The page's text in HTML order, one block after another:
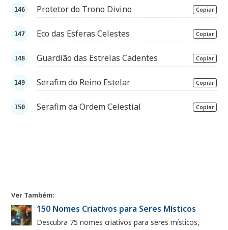
Protetor do Trono Divino Copiar
Eco das Esferas Celestes Copiar
Guardião das Estrelas Cadentes Copiar
Serafim do Reino Estelar Copiar
Serafim da Ordem Celestial Copiar
Ver Também:
150 Nomes Criativos para Seres Místicos
Descubra 75 nomes criativos para seres místicos,